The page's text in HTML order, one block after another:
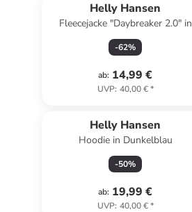
Helly Hansen
Fleecejacke "Daybreaker 2.0" in
Türkis
-62%
ab: 14,99 €
UVP: 40,00 €*
Helly Hansen
Hoodie in Dunkelblau
-50%
ab: 19,99 €
UVP: 40,00 €*